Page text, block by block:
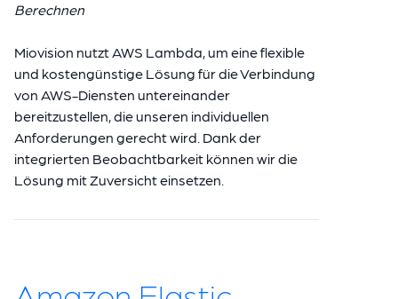
Berechnen
Miovision nutzt AWS Lambda, um eine flexible
und kostengünstige Lösung für die Verbindung
von AWS-Diensten untereinander
bereitzustellen, die unseren individuellen
Anforderungen gerecht wird. Dank der
integrierten Beobachtbarkeit können wir die
Lösung mit Zuversicht einsetzen.